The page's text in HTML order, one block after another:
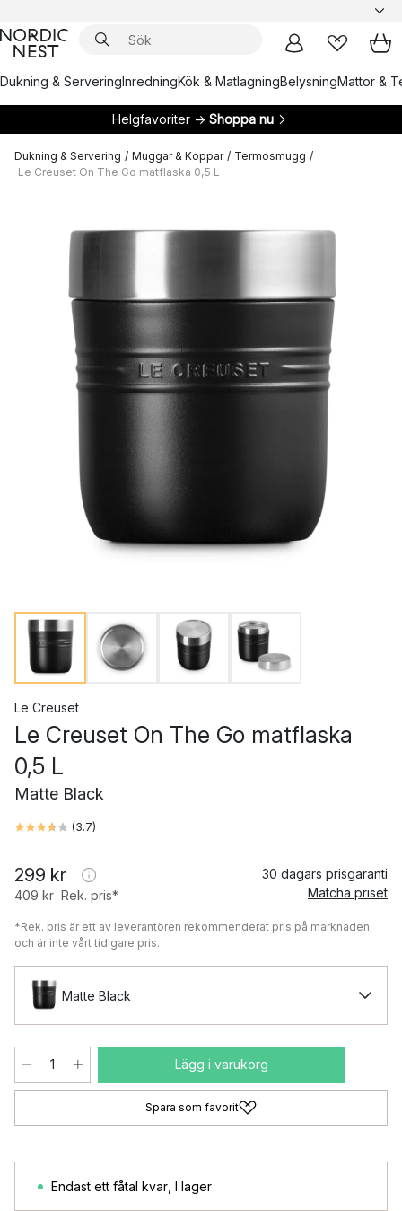
Dukning & ServeringInredningKök & MatlagningBelysningMattor &
Helgfavoriter → Shoppa nu
Dukning & Servering / Muggar & Koppar / Termosmugg /
Le Creuset On The Go matflaska 0,5 L
Le Creuset
Le Creuset On The Go matflaska
0,5 L
Matte Black
(3.7)
299 kr
409 kr Rek. pris*
30 dagars prisgaranti
Matcha priset
*Rek. pris är ett av leverantören rekommenderat pris på marknaden
och är inte vårt tidigare pris.
Matte Black
Lägg i varukorg
Spara som favorit
Endast ett fåtal kvar I lager